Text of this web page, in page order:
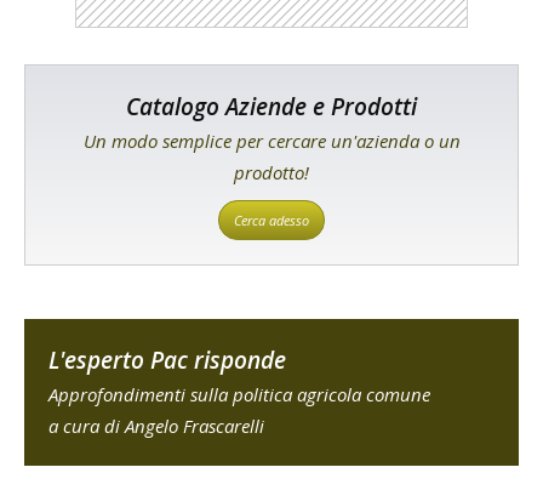
Catalogo Aziende e Prodotti
Un modo semplice per cercare un'azienda o un
prodotto!
Cerca adesso
L'esperto Pac risponde
Approfondimenti sulla politica agricola comune
a cura di Angelo Frascarelli